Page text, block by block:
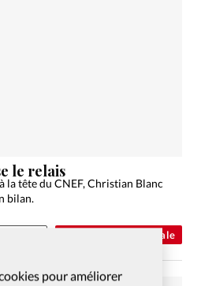
pour améliorer
Actualité internationale
le relais
la tête du CNEF, Christian Blanc
bilan.